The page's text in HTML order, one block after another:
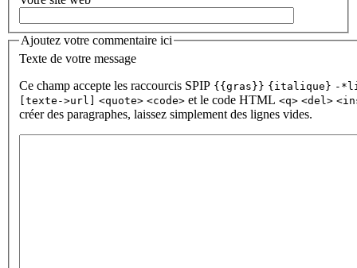
Ajoutez votre commentaire ici
Texte de votre message
Ce champ accepte les raccourcis SPIP {{gras}} {italique} -
[texte->url]
<quote> <code> et le code HTML <q> <del>
créer des paragraphes, laissez simplement des lignes vides.